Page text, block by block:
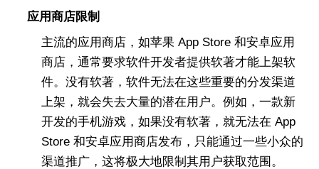
应用商店限制
主流的应用商店，如苹果 App Store 和安卓应用
商店，通常要求软件开发者提供软著才能上架软
件。没有软著，软件无法在这些重要的分发渠道
上架，就会失去大量的潜在用户。例如，一款新
开发的手机游戏，如果没有软著，就无法在 App
Store 和安卓应用商店发布，只能通过一些小众的
渠道推广，这将极大地限制其用户获取范围。